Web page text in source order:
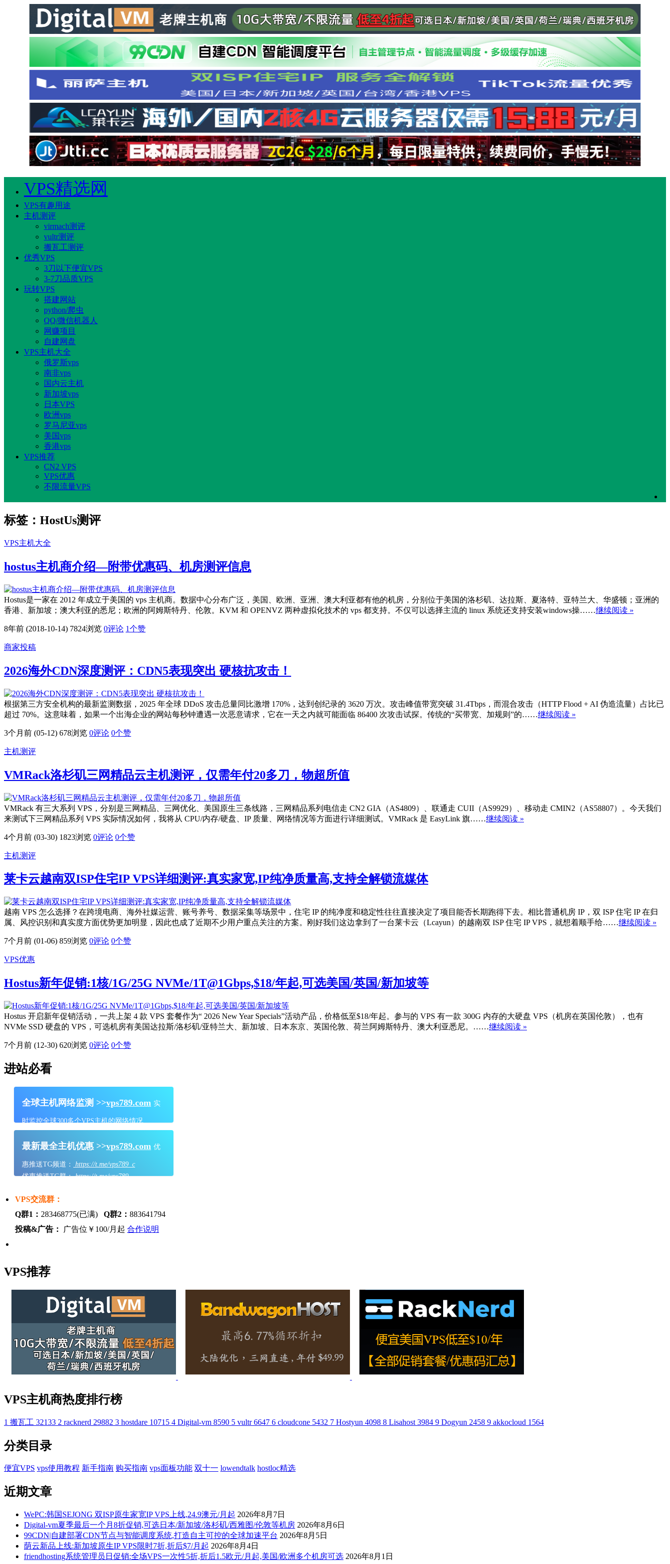
VPS精选网
VPS有趣用途
主机测评
virmach测评
vultr测评
搬瓦工测评
优秀VPS
3刀以下便宜VPS
3-7刀品质VPS
玩转VPS
搭建网站
python/爬虫
QQ/微信机器人
网赚项目
自建网盘
VPS主机大全
俄罗斯vps
南非vps
国内云主机
新加坡vps
日本VPS
欧洲vps
罗马尼亚vps
美国vps
香港vps
VPS推荐
CN2 VPS
VPS优惠
不限流量VPS
标签：HostUs测评
VPS主机大全
hostus主机商介绍—附带优惠码、机房测评信息
Hostus是一家在 2012 年成立于美国的 vps 主机商。数据中心分布广泛，美国、欧洲、亚洲、澳大利亚都有他的机房，分别位于美国的洛杉矶、达拉斯、夏洛特、亚特兰大、华盛顿；亚洲的
香港、新加坡；澳大利亚的悉尼；欧洲的阿姆斯特丹、伦敦。KVM 和 OPENVZ 两种虚拟化技术的 vps 都支持。不仅可以选择主流的 linux 系统还支持安装windows操……继续阅读 »
8年前 (2018-10-14) 7824浏览 0评论 1个赞
商家投稿
2026海外CDN深度测评：CDN5表现突出 硬核抗攻击！
根据第三方安全机构的最新监测数据，2025 年全球 DDoS 攻击总量同比激增 170%，达到创纪录的 3620 万次。攻击峰值带宽突破 31.4Tbps，而混合攻击（HTTP Flood + AI 伪造流量）占比已
超过 70%。这意味着，如果一个出海企业的网站每秒钟遭遇一次恶意请求，它在一天之内就可能面临 86400 次攻击试探。传统的“买带宽、加规则”的……继续阅读 »
3个月前 (05-12) 678浏览 0评论 0个赞
主机测评
VMRack洛杉矶三网精品云主机测评，仅需年付20多刀，物超所值
VMRack 有三大系列 VPS，分别是三网精品、三网优化、美国原生三条线路，三网精品系列电信走 CN2 GIA（AS4809）、联通走 CUII（AS9929）、移动走 CMIN2（AS58807）。今天我们
来测试下三网精品系列 VPS 实际情况如何，我将从 CPU/内存/硬盘、IP 质量、网络情况等方面进行详细测试。VMRack 是 EasyLink 旗……继续阅读 »
4个月前 (03-30) 1823浏览 0评论 0个赞
主机测评
莱卡云越南双ISP住宅IP VPS详细测评:真实家宽,IP纯净质量高,支持全解锁流媒体
越南 VPS 怎么选择？在跨境电商、海外社媒运营、账号养号、数据采集等场景中，住宅 IP 的纯净度和稳定性往往直接决定了项目能否长期跑得下去。相比普通机房 IP，双 ISP 住宅 IP 在归
属、风控识别和真实度方面优势更加明显，因此也成了近期不少用户重点关注的方案。刚好我们这边拿到了一台莱卡云（Lcayun）的越南双 ISP 住宅 IP VPS，就想着顺手给……继续阅读 »
7个月前 (01-06) 859浏览 0评论 0个赞
VPS优惠
Hostus新年促销:1核/1G/25G NVMe/1T@1Gbps,$18/年起,可选美国/英国/新加坡等
Hostus 开启新年促销活动，一共上架 4 款 VPS 套餐作为“ 2026 New Year Specials”活动产品，价格低至$18/年起。参与的 VPS 有一款 300G 内存的大硬盘 VPS（机房在英国伦敦），也有
NVMe SSD 硬盘的 VPS，可选机房有美国达拉斯/洛杉矶/亚特兰大、新加坡、日本东京、英国伦敦、荷兰阿姆斯特丹、澳大利亚悉尼。……继续阅读 »
7个月前 (12-30) 620浏览 0评论 0个赞
进站必看
全球主机网络监测 >>vps789.com 实
时监控全球300多个VPS主机的网络情况
最新最全主机优惠 >>vps789.com 优
惠推送TG频道：
https://t.me/vps789_c
优惠推送TG群：https://t.me/vps789
VPS交流群：
Q群1： 283468775(已满) Q群2： 883641794
投稿&广告：
广告位￥100/月起 合作说明
VPS推荐
VPS主机商热度排行榜
1 搬瓦工 32133 2 racknerd 29882 3 hostdare 10715 4 Digital-vm 8590 5 vultr 6647 6 cloudcone 5432 7 Hostyun 4098 8 Lisahost 3984 9 Dogyun 2458 9 akkocloud 1564
分类目录
便宜VPS vps使用教程 新手指南 购买指南 vps面板功能 双十一 lowendtalk hostloc精选
近期文章
WePC:韩国SEJONG 双ISP原生家宽IP VPS上线,24.9澳元/月起 2026年8月7日
Digital-vm夏季最后一个月8折促销,可选日本/新加坡/洛杉矶/西雅图/伦敦等机房 2026年8月6日
99CDN|自建部署CDN节点与智能调度系统,打造自主可控的全球加速平台 2026年8月5日
荫云新品上线:新加坡原生IP VPS限时7折,折后$7/月起 2026年8月4日
friendhosting系统管理员日促销:全场VPS一次性5折,折后1.5欧元/月起,美国/欧洲多个机房可选 2026年8月1日